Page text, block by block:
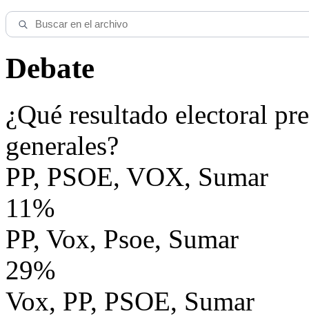
Debate
¿Qué resultado electoral
generales?
PP, PSOE, VOX, Sumar
11%
PP, Vox, Psoe, Sumar
29%
Vox, PP, PSOE, Sumar